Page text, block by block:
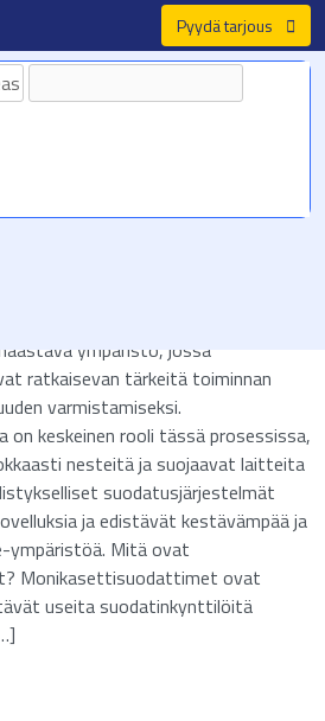
Pyydä tarjous
rooli
ympäristö, jossa
ratkaisevan tärkeitä toiminnan
varmistamiseksi.
keskeinen rooli tässä prosessissa,
nesteitä ja suojaavat laitteita
suodatusjärjestelmät
ja edistävät kestävämpää ja
Mitä ovat
Monikasettisuodattimet ovat
useita suodatinkynttilöitä